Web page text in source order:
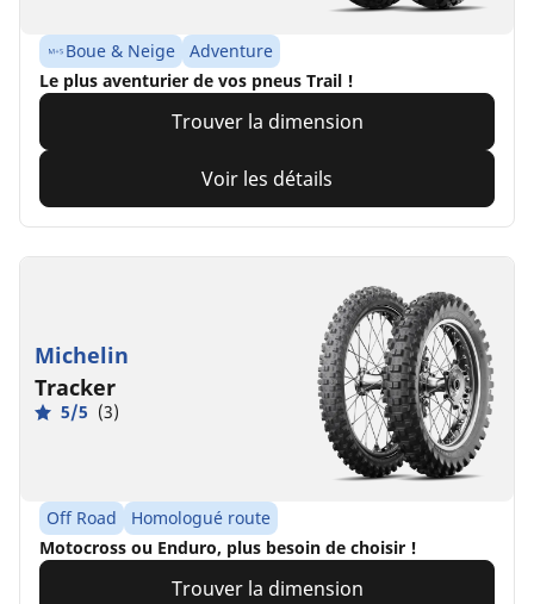
Boue & Neige
Adventure
Le plus aventurier de vos pneus Trail !
Trouver la dimension
Voir les détails
Michelin
Tracker
5/5 (3)
Off Road
Homologué route
Motocross ou Enduro, plus besoin de choisir !
Trouver la dimension